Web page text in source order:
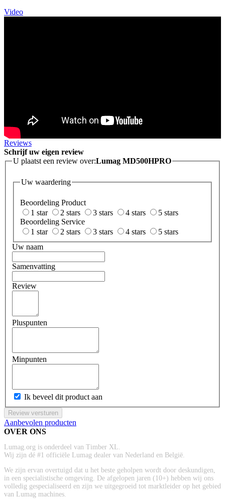
Video
Reviews
Schrijf uw eigen review
U plaatst een review over:Lumag MD500HPRO
Uw waardering
Beoordeling Product
1 star
2 stars 3 stars 4 stars
5 stars
Beoordeling Service
1 star
2 stars 3 stars 4 stars
5 stars
Uw naam
Samenvatting
Review
Pluspunten
Minpunten
Ik beveel dit product aan
Review versturen
Aanbevolen producten
OVER ONS
Lumag.org is onderdeel van Timber XL.
Wij zijn dé #1 officiële Lumag dealer van Nederland en België.
We zijn ervan overtuigd dat u het beste geholpen wordt door deskundigen,
in een specialistische omgeving. De afgelopen jaren (10+) hebben wij ons
volledig gespecialiseerd en zijn we uitgegroeid tot marktleider op het gebied
van Lumag machines.